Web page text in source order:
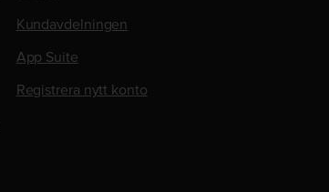
Kundavdelningen
App Suite
Registrera nytt konto